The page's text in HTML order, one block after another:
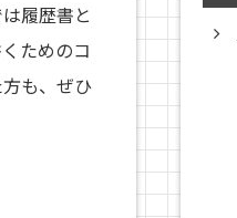
履歴書と
ためのコ
も、ぜひ